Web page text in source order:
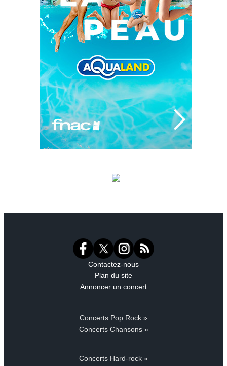
Contactez-nous
Plan du site
Annoncer un concert
Concerts Pop Rock »
Concerts Chansons »
Concerts Hard-rock »